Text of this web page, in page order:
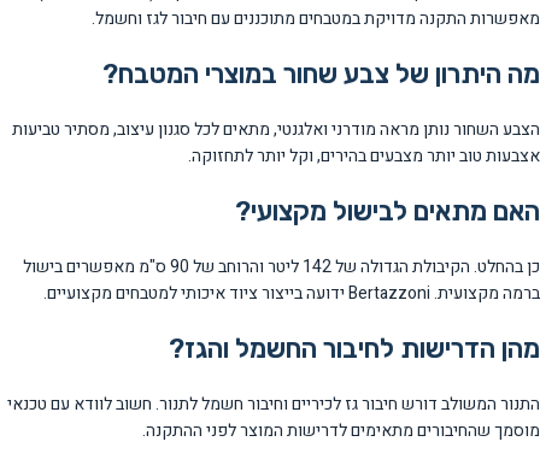
מאפשרות התקנה מדויקת במטבחים מתוכננים עם חיבור לגז וחשמל.
מה היתרון של צבע שחור במוצרי המטבח?
הצבע השחור נותן מראה מודרני ואלגנטי, מתאים לכל סגנון עיצוב, מסתיר טביעות
אצבעות טוב יותר מצבעים בהירים, וקל יותר לתחזוקה.
האם מתאים לבישול מקצועי?
כן בהחלט. הקיבולת הגדולה של 142 ליטר והרוחב של 90 ס"מ מאפשרים בישול
ברמה מקצועית. Bertazzoni ידועה בייצור ציוד איכותי למטבחים מקצועיים.
מהן הדרישות לחיבור החשמל והגז?
התנור המשולב דורש חיבור גז לכיריים וחיבור חשמל לתנור. חשוב לוודא עם טכנאי
מוסמך שהחיבורים מתאימים לדרישות המוצר לפני ההתקנה.